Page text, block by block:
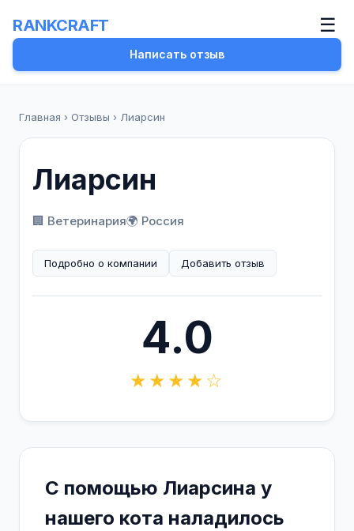
RANKCRAFT ☰
Написать отзыв
Главная › Отзывы › Лиарсин
Лиарсин
🏢 Ветеринария🌍 Россия
Подробно о компании Добавить отзыв
4.0
★★★★☆
С помощью Лиарсина у
нашего кота наладилось